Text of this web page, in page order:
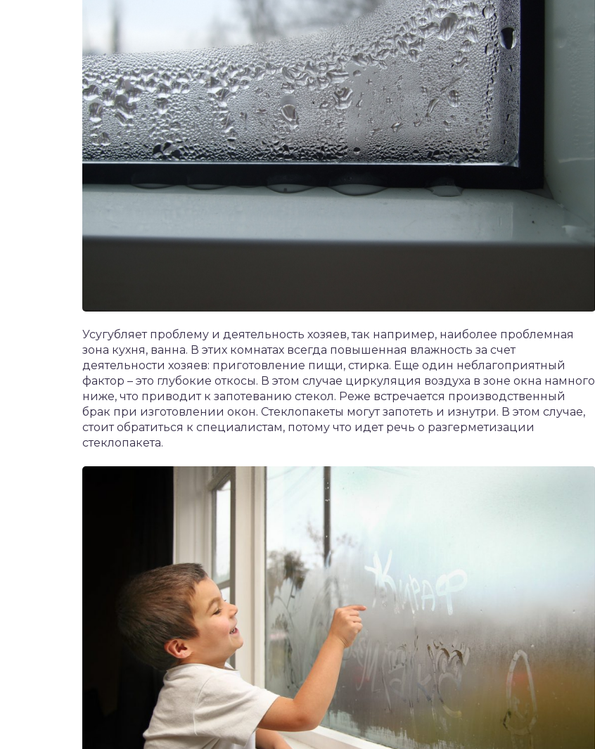
Усугубляет проблему и деятельность хозяев, так например, наиболее проблемная
зона кухня, ванна. В этих комнатах всегда повышенная влажность за счет
деятельности хозяев: приготовление пищи, стирка. Еще один неблагоприятный
фактор – это глубокие откосы. В этом случае циркуляция воздуха в зоне окна намного
ниже, что приводит к запотеванию стекол. Реже встречается производственный
брак при изготовлении окон. Стеклопакеты могут запотеть и изнутри. В этом случае,
стоит обратиться к специалистам, потому что идет речь о разгерметизации
стеклопакета.